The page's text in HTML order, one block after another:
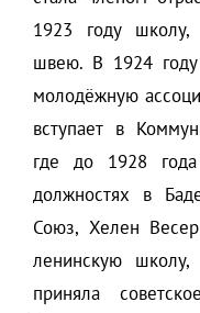
1923 году школу,
швею. В 1924 году
молодёжную
вступает в
где до 1928 года
должностях в
Союз, Хелен
ленинскую
приняла